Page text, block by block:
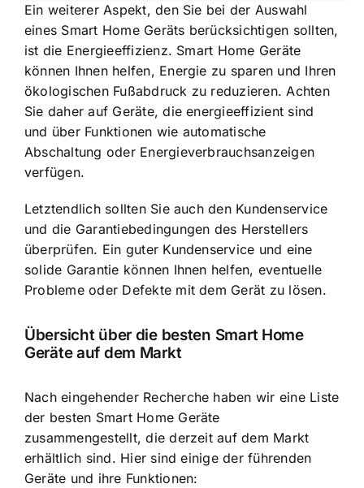
Ein weiterer Aspekt, den Sie bei der Auswahl
eines Smart Home Geräts berücksichtigen sollten,
ist die Energieeffizienz. Smart Home Geräte
können Ihnen helfen, Energie zu sparen und Ihren
ökologischen Fußabdruck zu reduzieren. Achten
Sie daher auf Geräte, die energieeffizient sind
und über Funktionen wie automatische
Abschaltung oder Energieverbrauchsanzeigen
verfügen.
Letztendlich sollten Sie auch den Kundenservice
und die Garantiebedingungen des Herstellers
überprüfen. Ein guter Kundenservice und eine
solide Garantie können Ihnen helfen, eventuelle
Probleme oder Defekte mit dem Gerät zu lösen.
Übersicht über die besten Smart Home
Geräte auf dem Markt
Nach eingehender Recherche haben wir eine Liste
der besten Smart Home Geräte
zusammengestellt, die derzeit auf dem Markt
erhältlich sind. Hier sind einige der führenden
Geräte und ihre Funktionen: